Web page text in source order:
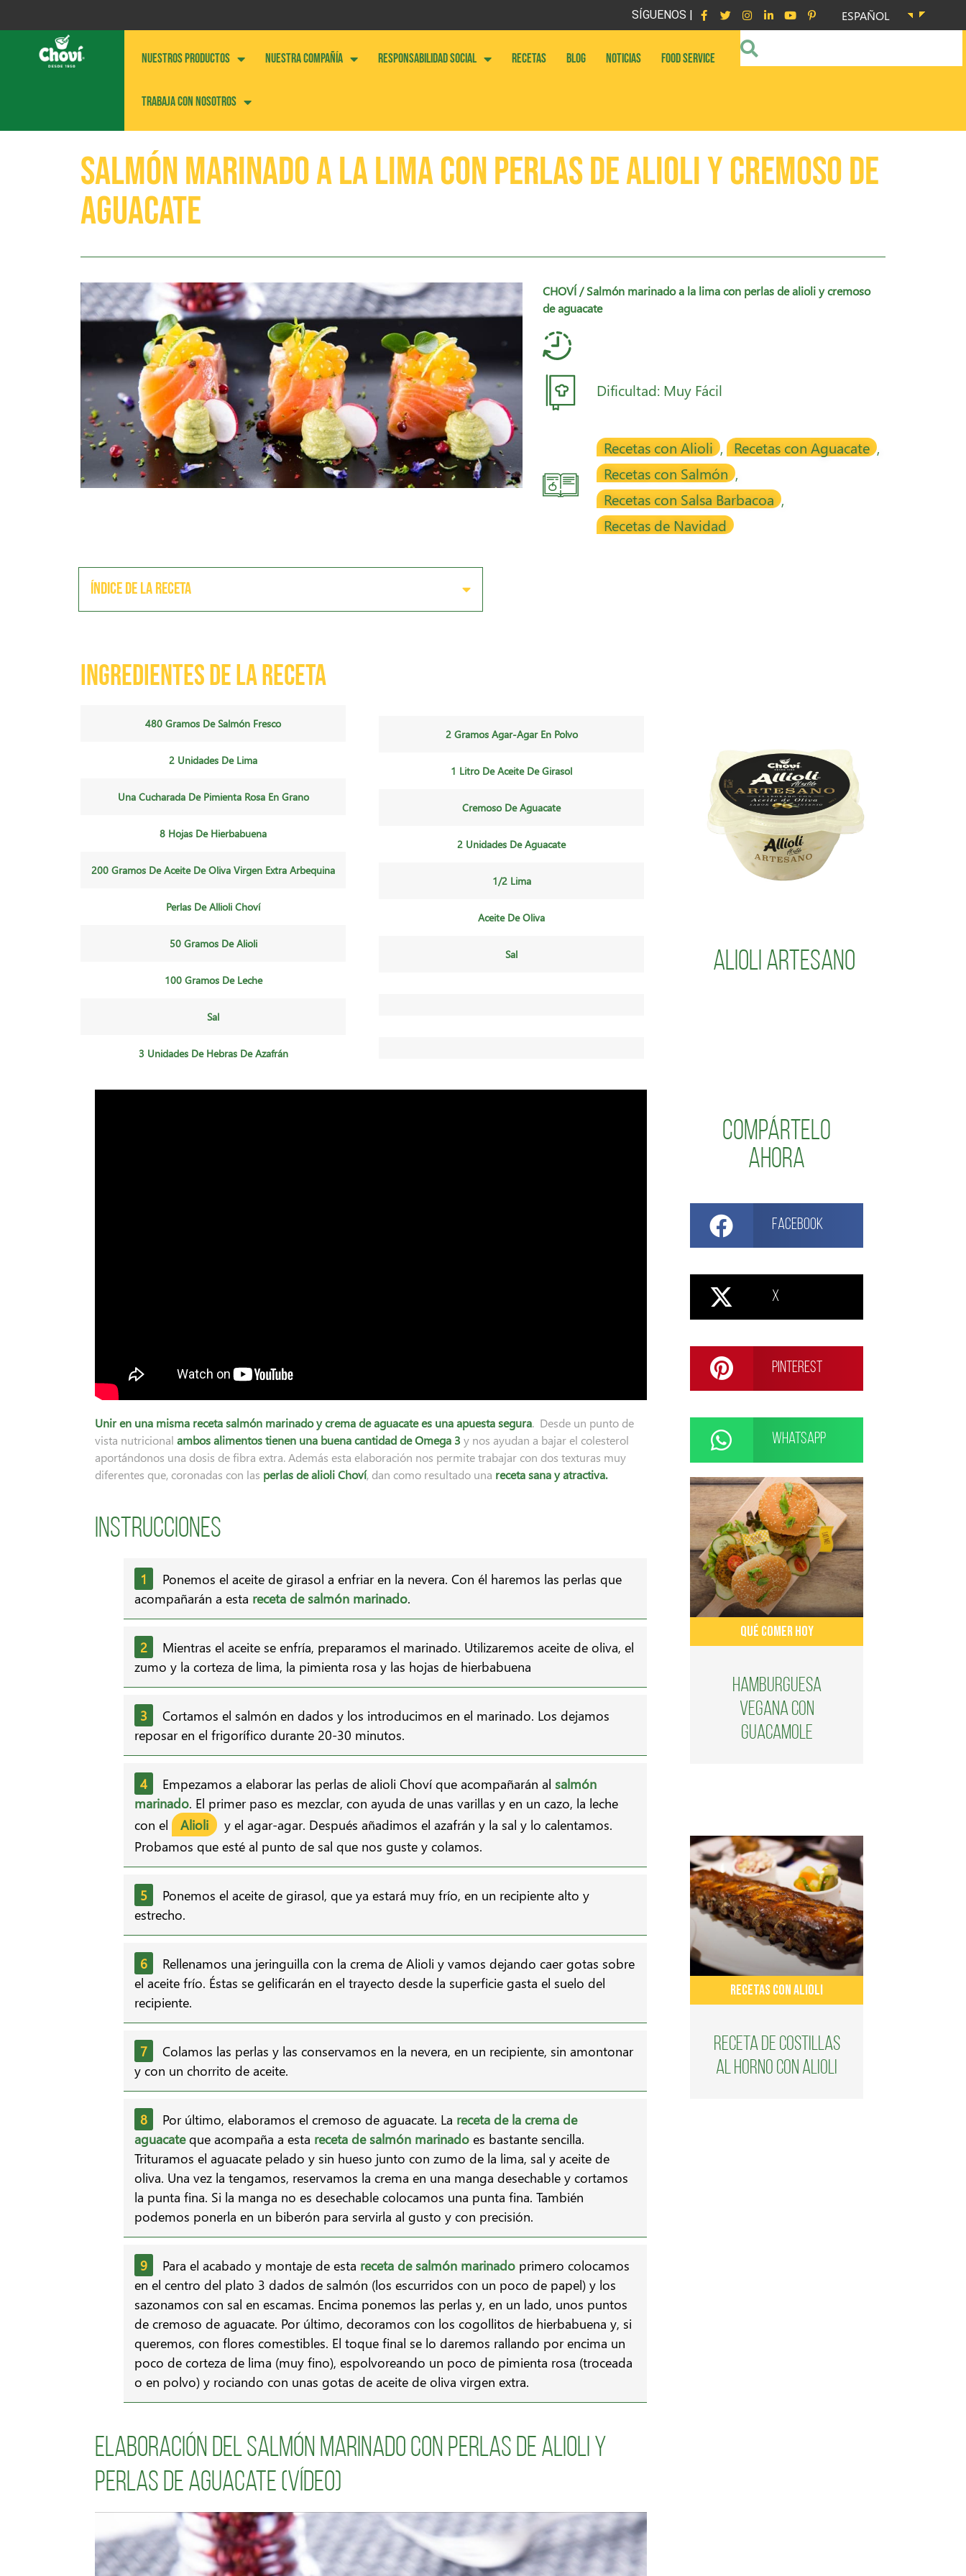
SÍGUENOS | ESPAÑOL
NUESTROS PRODUCTOS NUESTRA COMPAÑÍA RESPONSABILIDAD SOCIAL RECETAS BLOG NOTICIAS FOOD SERVICE
Trabaja con nosotros
Salmón marinado a la lima con perlas de alioli y cremoso de
aguacate
CHOVÍ / Salmón marinado a la lima con perlas de alioli y cremoso
de aguacate
Dificultad: Muy Fácil
Recetas con Alioli , Recetas con Aguacate ,
Recetas con Salmón ,
Recetas con Salsa Barbacoa ,
Recetas de Navidad
Índice de la receta
Ingredientes de la receta
480 Gramos De Salmón Fresco
2 Unidades De Lima
Una Cucharada De Pimienta Rosa En Grano
8 Hojas De Hierbabuena
200 Gramos De Aceite De Oliva Virgen Extra Arbequina
Perlas De Allioli Choví
50 Gramos De Alioli
100 Gramos De Leche
Sal
3 Unidades De Hebras De Azafrán
2 Gramos Agar-Agar En Polvo
1 Litro De Aceite De Girasol
Cremoso De Aguacate
2 Unidades De Aguacate
1/2 Lima
Aceite De Oliva
Sal Alioli Artesano
Unir en una misma receta salmón marinado y crema de aguacate es una apuesta segura. Desde un punto de
vista nutricional ambos alimentos tienen una buena cantidad de Omega 3 y nos ayudan a bajar el colesterol
aportándonos una dosis de fibra extra. Además esta elaboración nos permite trabajar con dos texturas muy
diferentes que, coronadas con las perlas de alioli Choví, dan como resultado una receta sana y atractiva.
Instrucciones
Ponemos el aceite de girasol a enfriar en la nevera. Con él haremos las perlas que
acompañarán a esta receta de salmón marinado.
Mientras el aceite se enfría, preparamos el marinado. Utilizaremos aceite de oliva, el
zumo y la corteza de lima, la pimienta rosa y las hojas de hierbabuena
Cortamos el salmón en dados y los introducimos en el marinado. Los dejamos
reposar en el frigorífico durante 20-30 minutos.
Empezamos a elaborar las perlas de alioli Choví que acompañarán al salmón
marinado. El primer paso es mezclar, con ayuda de unas varillas y en un cazo, la leche
con el
Alioli
y el agar-agar. Después añadimos el azafrán y la sal y lo calentamos.
Probamos que esté al punto de sal que nos guste y colamos.
Ponemos el aceite de girasol, que ya estará muy frío, en un recipiente alto y
estrecho.
Rellenamos una jeringuilla con la crema de Alioli y vamos dejando caer gotas sobre
el aceite frío. Éstas se gelificarán en el trayecto desde la superficie gasta el suelo del
recipiente.
Colamos las perlas y las conservamos en la nevera, en un recipiente, sin amontonar
y con un chorrito de aceite.
Por último, elaboramos el cremoso de aguacate. La receta de la crema de
aguacateque acompaña a esta receta de salmón marinado es bastante sencilla.
Trituramos el aguacate pelado y sin hueso junto con zumo de la lima, sal y aceite de
oliva. Una vez la tengamos, reservamos la crema en una manga desechable y cortamos
la punta fina. Si la manga no es desechable colocamos una punta fina. También
podemos ponerla en un biberón para servirla al gusto y con precisión.
Para el acabado y montaje de esta receta de salmón marinado primero colocamos
en el centro del plato 3 dados de salmón (los escurridos con un poco de papel) y los
sazonamos con sal en escamas. Encima ponemos las perlas y, en un lado, unos puntos
de cremoso de aguacate. Por último, decoramos con los cogollitos de hierbabuena y, si
queremos, con flores comestibles. El toque final se lo daremos rallando por encima un
poco de corteza de lima (muy fino), espolvoreando un poco de pimienta rosa (troceada
o en polvo) y rociando con unas gotas de aceite de oliva virgen extra.
Elaboración del Salmón marinado con perlas de alioli y
perlas de aguacate (vídeo)
Compártelo
ahora
Facebook
X
Pinterest
WhatsApp
QUÉ COMER HOY
Hamburguesa
vegana con
guacamole
RECETAS CON ALIOLI
Receta de costillas
al horno con alioli